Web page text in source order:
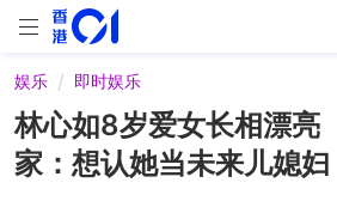
娱乐 即时娱乐
林心如8岁爱女长相漂
家：想认她当未来儿媳妇